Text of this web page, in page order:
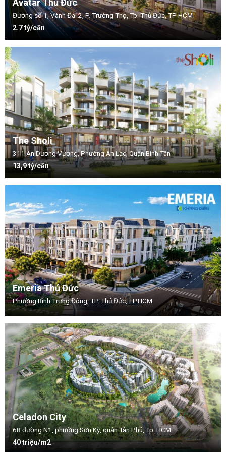
Avatar Thủ Đức
Đường số 1, Vành Đai 2, P. Trường Thọ, Tp. Thủ Đức, TP HCM
2.7 tỷ/căn
The Sholi
311 An Dương Vương, Phường An Lạc, Quận Bình Tân
13,9 tỷ/căn
Emeria Thủ Đức
Phường Bình Trưng Đông, TP. Thủ Đức, TP.HCM
Celadon City
68 đường N1, phường Sơn Kỳ, quận Tân Phú, Tp. HCM
40 triệu/m2